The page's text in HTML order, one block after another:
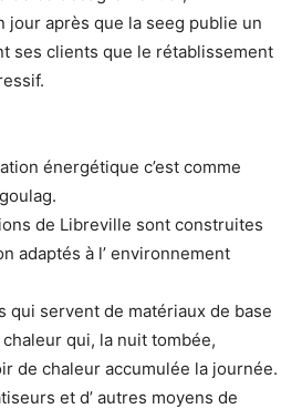
jour après que la seeg publie un
ses clients que le rétablissement
énergétique c’est comme
de Libreville sont construites
adaptés à l’ environnement
qui servent de matériaux de base
qui, la nuit tombée,
de chaleur accumulée la journée.
et d’ autres moyens de